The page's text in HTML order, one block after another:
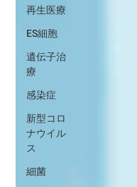
再生医療
ES細胞
遺伝子治
療
感染症
新型コロ
ナウイル
ス
細菌